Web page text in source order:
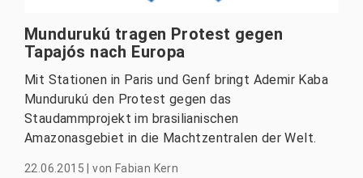
Mundurukú tragen Protest gegen
Tapajós nach Europa
Mit Stationen in Paris und Genf bringt Ademir Kaba
Mundurukú den Protest gegen das
Staudammprojekt im brasilianischen
Amazonasgebiet in die Machtzentralen der Welt.
22.06.2015 |von Fabian Kern